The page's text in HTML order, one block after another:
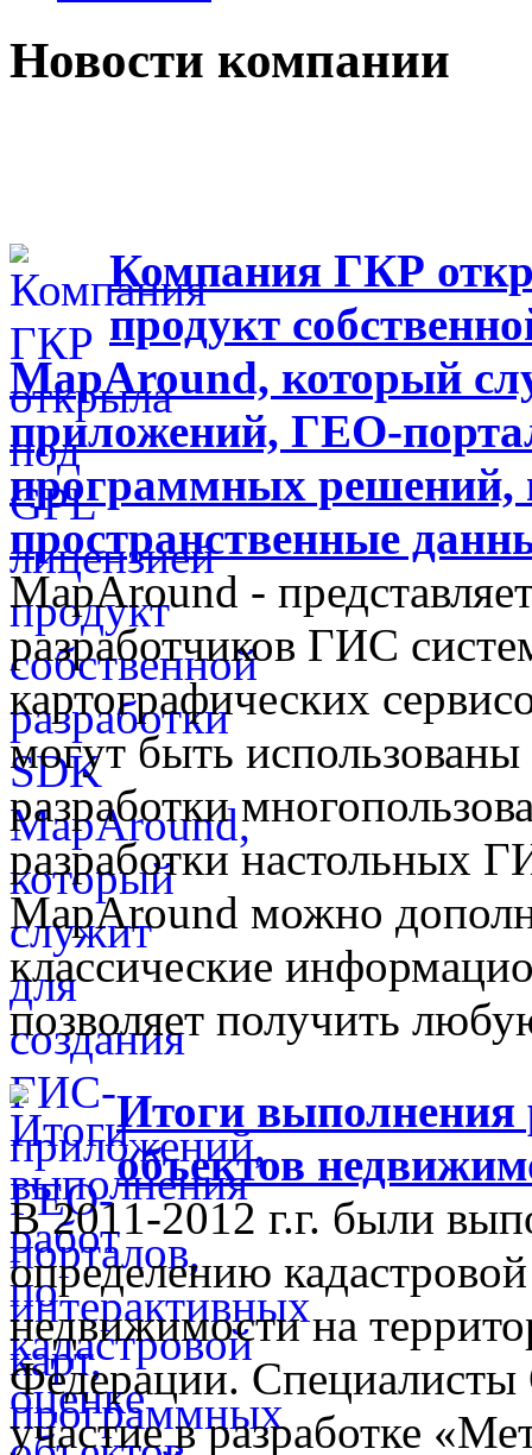
Новости компании
Компания ГКР
продукт
MapAround, который
приложений, ГЕО-
программных решений,
пространственные
MapAround -
разработчиков ГИС
картографических
могут быть
разработки
разработки
MapAround можно
классические
позволяет получить
Итоги выполнения
объектов
В 2011-2012 г.г. были
определению
недвижимости на
Федерации.
участие в разработке